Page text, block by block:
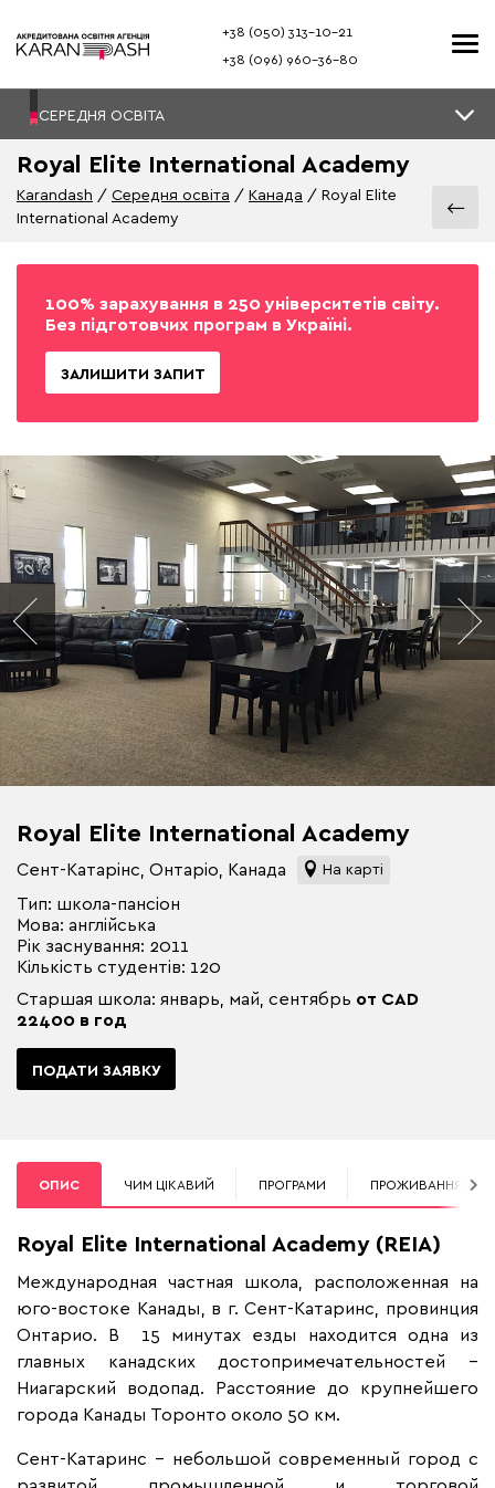
+38 (050) 313–10-21
+38 (096) 960–36-80
СЕРЕДНЯ ОСВІТА
Royal Elite International Academy
Karandash Середня освіта Канада
Royal Elite
International Academy
100% зарахування в 250 університетів світу.
Без підготовчих програм в Україні.
ЗАЛИШИТИ ЗАПИТ
Royal Elite International Academy
Сент-Катарінс, Онтаріо, Канада На карті
Тип: школа-пансіон
Мова: англійська
Рік заснування: 2011
Кількість студентів: 120
Старшая школа: январь, май, сентябрь от CAD
22400 в год
ПОДАТИ ЗАЯВКУ
ОПИС ЧИМ ЦІКАВИЙ ПРОГРАМИ ПРОЖИВАННЯ
Royal Elite International Academy (REIA)
Международная частная школа, расположенная на
юго-востоке Канады, в г. Сент-Катаринс, провинция
Онтарио. В 15 минутах езды находится одна из
главных канадских достопримечательностей –
Ниагарский водопад. Расстояние до крупнейшего
города Канады Торонто около 50 км.
Сент-Катаринс – небольшой современный город с